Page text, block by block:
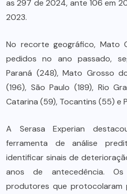
as 297 de 2024, ante 106 em
2023.
No recorte geográfico, Mato
pedidos no ano passado,
Paraná (248), Mato Grosso
(196), São Paulo (189), Rio
Catarina (59), Tocantins (55) e
A Serasa Experian
ferramenta de análise
identificar sinais de
anos de antecedência.
produtores que protocolaram